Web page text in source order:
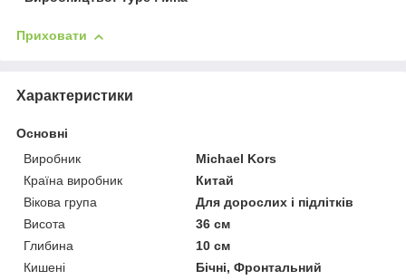
Приховати
Характеристики
Основні
Виробник
Michael Kors
Країна виробник
Китай
Вікова група
Для дорослих і підлітків
Висота
36 см
Глибина
10 см
Кишені
Бічні, Фронтальний